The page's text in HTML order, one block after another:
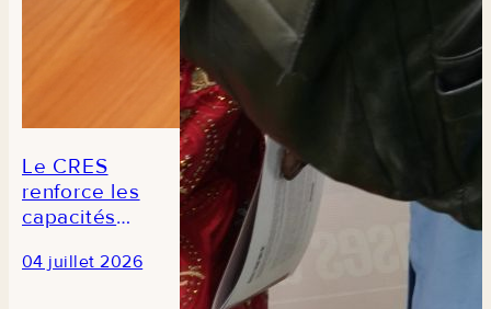
Le CRES
renforce les
capacités
journalistes
04 juillet 2026